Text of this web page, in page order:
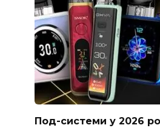
Под-системи у 2026